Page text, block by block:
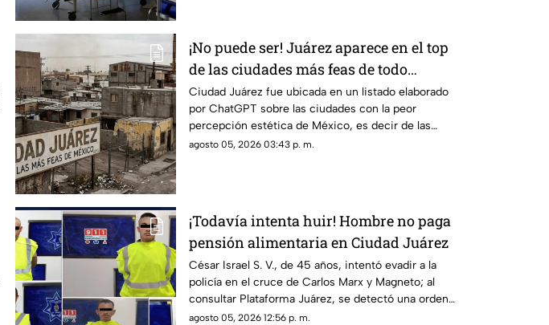
¡No puede ser! Juárez aparece en el top
de las ciudades más feas de todo
México según la IA: te decimos en qué
lugar quedó
Ciudad Juárez fue ubicada en un listado elaborado
por ChatGPT sobre las ciudades con la peor
percepción estética de México, es decir de las
urbes más feas del país.
agosto 05, 2026 03:43 p. m.
¡Todavía intenta huir! Hombre no paga
pensión alimentaria en Ciudad Juárez
César Israel S. V., de 45 años, intentó evadir a la
policía en el cruce de Carlos Marx y Magneto; al
consultar Plataforma Juárez, se detectó una orden
de aprehensión vigente
agosto 05, 2026 12:56 p. m.